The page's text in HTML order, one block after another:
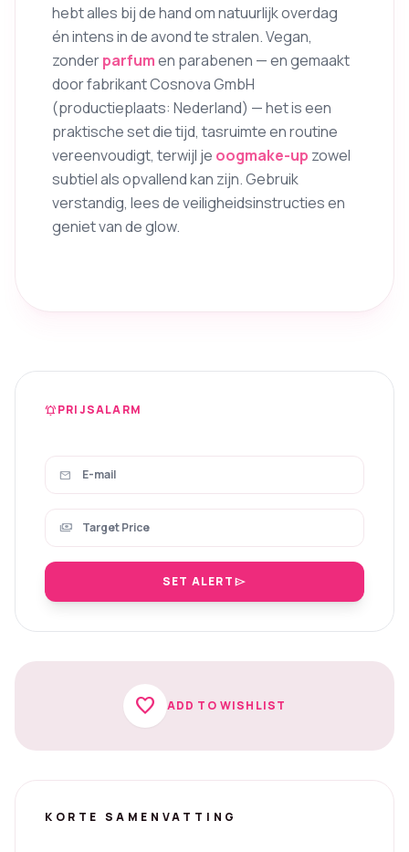
hebt alles bij de hand om natuurlijk overdag
én intens in de avond te stralen. Vegan,
zonderparfumen parabenen — en gemaakt
door fabrikant Cosnova GmbH
(productieplaats: Nederland) — het is een
praktische set die tijd, tasruimte en routine
vereenvoudigt, terwijl je oogmake-up zowel
subtiel als opvallend kan zijn. Gebruik
verstandig, lees de veiligheidsinstructies en
geniet van de glow.
notifications_activePRIJSALARM
mail
payments
SET ALERTsend
favorite ADD TO WISHLIST
KORTE SAMENVATTING